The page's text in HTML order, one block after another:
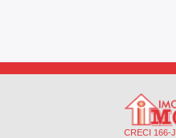
CRECI 166-J